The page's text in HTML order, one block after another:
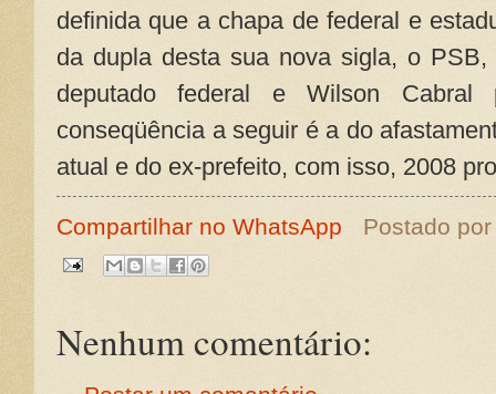
definida que a chapa de federal e
da dupla desta sua nova sigla, o
deputado federal e Wilson Cabral
conseqüência a seguir é a do
atual e do ex-prefeito, com isso, 2008
Compartilhar no WhatsApp Postado
Nenhum comentário: